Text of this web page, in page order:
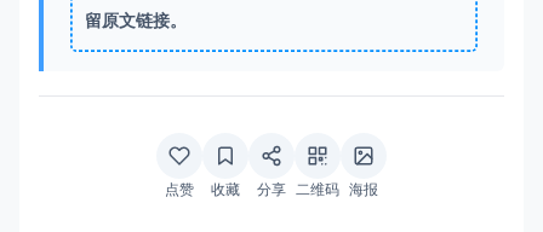
留原文链接。
点赞 收藏 分享 二维码 海报